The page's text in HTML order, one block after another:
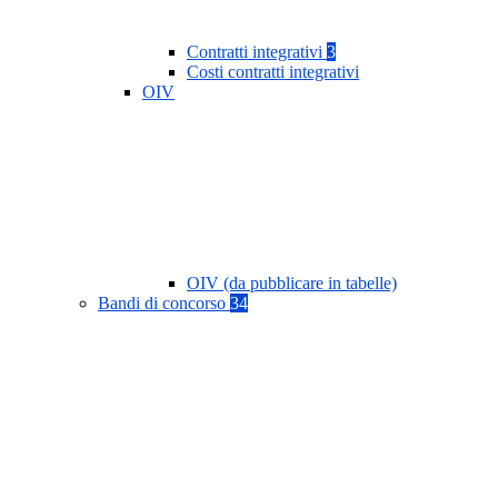
Contratti integrativi 3
Costi contratti integrativi
OIV
OIV (da pubblicare in tabelle)
Bandi di concorso 34